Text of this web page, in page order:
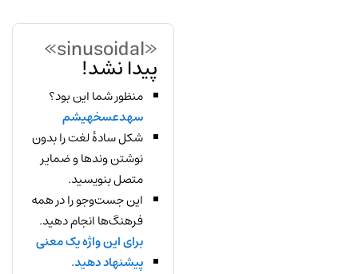
«sinusoidal»
پیدا نشد!
منظور شما این بود؟
سهدعسخهیشم
شکل سادهٔ لغت را بدون
نوشتن وندها و ضمایر
متصل بنویسید.
این جست‌وجو را در همه
فرهنگ‌ها انجام دهید.
برای این واژه یک معنی
پیشنهاد دهید.